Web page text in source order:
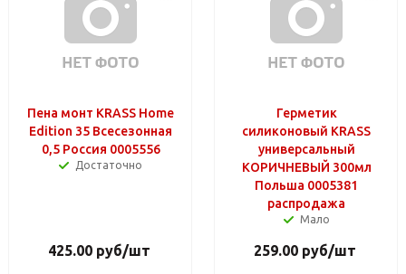
Пена монт KRASS Home
Edition 35 Всесезонная
0,5 Россия 0005556
Достаточно
425.00руб/шт
Герметик
силиконовый KRASS
универсальный
КОРИЧНЕВЫЙ 300мл
Польша 0005381
распродажа
Мало
259.00руб/шт